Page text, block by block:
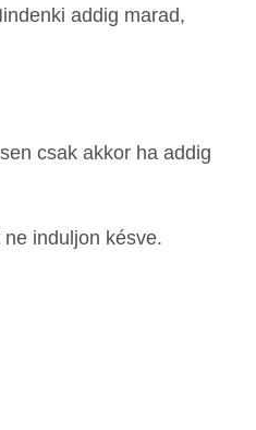
addig marad,
csak akkor ha addig
induljon késve.